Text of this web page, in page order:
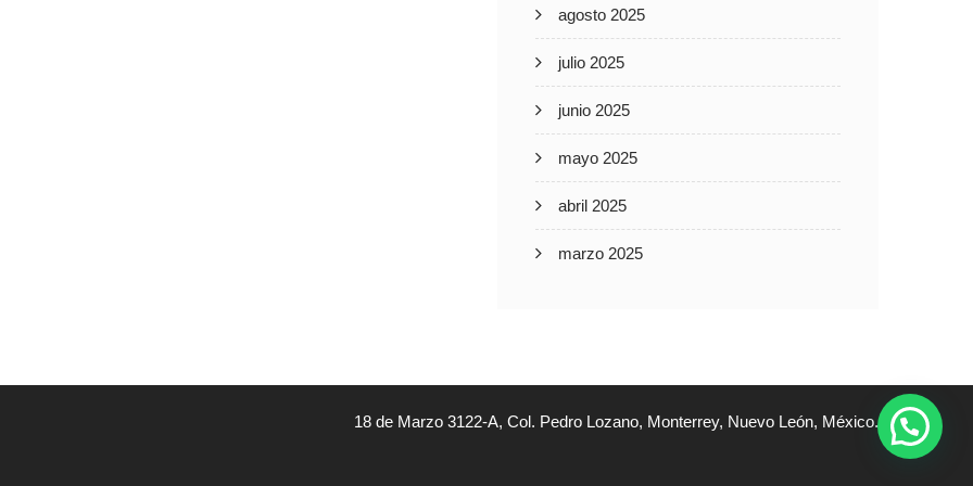
agosto 2025
julio 2025
junio 2025
mayo 2025
abril 2025
marzo 2025
18 de Marzo 3122-A, Col. Pedro Lozano, Monterrey, Nuevo León, México.